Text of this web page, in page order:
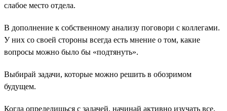
слабое место отдела.
В дополнение к собственному анализу поговори с коллегами.
У них со своей стороны всегда есть мнение о том, какие
вопросы можно было бы «подтянуть».
Выбирай задачи, которые можно решить в обозримом
будущем.
Когда определишься с задачей, начинай активно изучать все,